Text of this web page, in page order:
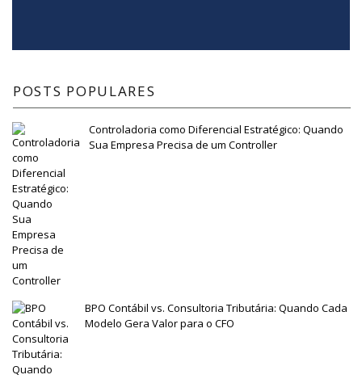
POSTS POPULARES
Controladoria como Diferencial Estratégico: Quando
Sua Empresa Precisa de um Controller
BPO Contábil vs. Consultoria Tributária: Quando Cada
Modelo Gera Valor para o CFO